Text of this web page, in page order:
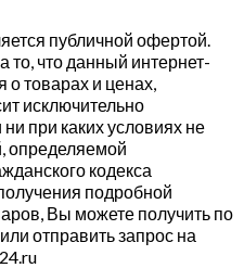
публичной офертой.
что данный интернет-
о товарах и ценах,
исключительно
при каких условиях не
определяемой
кодекса
подробной
Вы можете получить по
отправить запрос на